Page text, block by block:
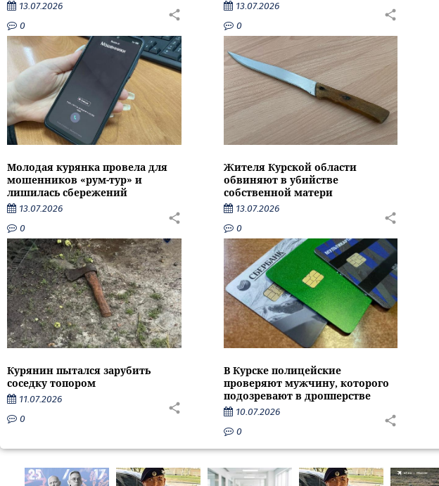
13.07.2026
0
13.07.2026
0
Молодая курянка провела для
мошенников «рум-тур» и
лишилась сбережений
13.07.2026
0
Жителя Курской области
обвиняют в убийстве
собственной матери
13.07.2026
0
Курянин пытался зарубить
соседку топором
11.07.2026
0
В Курске полицейские
проверяют мужчину, которого
подозревают в дропперстве
10.07.2026
0